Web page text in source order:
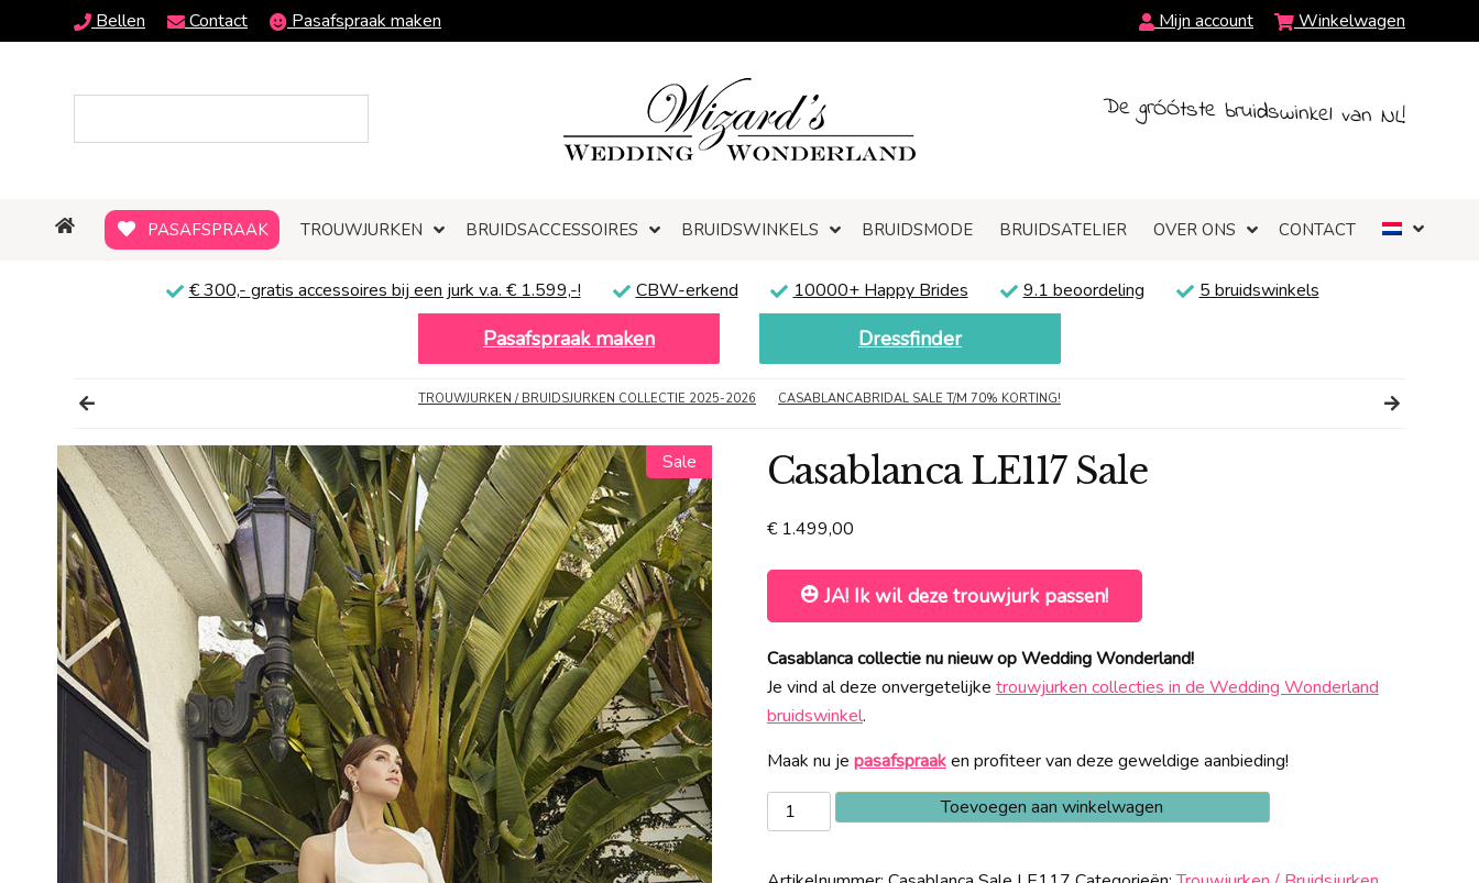
Bellen Contact Pasafspraak maken Mijn account Winkelwagen
De grÓÓtste bruidswinkel van NL!
PASAFSPRAAK TROUWJURKEN BRUIDSACCESSOIRES BRUIDSWINKELS BRUIDSMODE BRUIDSATELIER OVER ONS CONTACT
€ 300,- gratis accessoires bij een jurk v.a. € 1.599,-! CBW-erkend 10000+ Happy Brides 9.1 beoordeling 5 bruidswinkels
Pasafspraak maken Dressfinder
TROUWJURKEN / BRUIDSJURKEN COLLECTIE 2025-2026 CASABLANCABRIDAL SALE T/M 70% KORTING!
Sale Casablanca LE117 Sale
€1.499,00
JA! Ik wil deze trouwjurk passen!
Casablanca collectie nu nieuw op Wedding Wonderland!
Je vind al deze onvergetelijke trouwjurken collecties in de Wedding Wonderland
bruidswinkel.
Maak nu je pasafspraaken profiteer van deze geweldige aanbieding!
Casablanca
LE117
Toevoegen aan winkelwagen